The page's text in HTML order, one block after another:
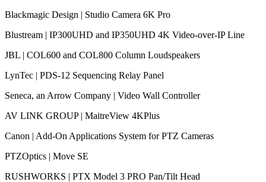
Blackmagic Design | Studio Camera 6K Pro
Blustream | IP300UHD and IP350UHD 4K Video-over-IP Line
JBL | COL600 and COL800 Column Loudspeakers
LynTec | PDS-12 Sequencing Relay Panel
Seneca, an Arrow Company | Video Wall Controller
AV LINK GROUP | MaitreView 4KPlus
Canon | Add-On Applications System for PTZ Cameras
PTZOptics | Move SE
RUSHWORKS | PTX Model 3 PRO Pan/Tilt Head